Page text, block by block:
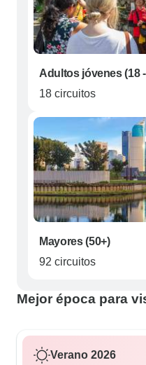
Adultos jóvenes (18
18 circuitos
Mayores (50+)
92 circuitos
Mejor época para
Verano 2026